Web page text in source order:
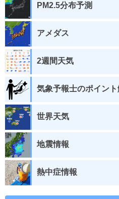
PM2.5分布予測
アメダス
2週間天気
気象予報士のポイン
世界天気
地震情報
熱中症情報